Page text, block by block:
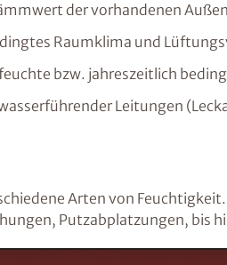
der vorhandenen
Raumklima und
bzw. jahreszeitlich
Leitungen
Arten von
Putzabplatzungen, bis